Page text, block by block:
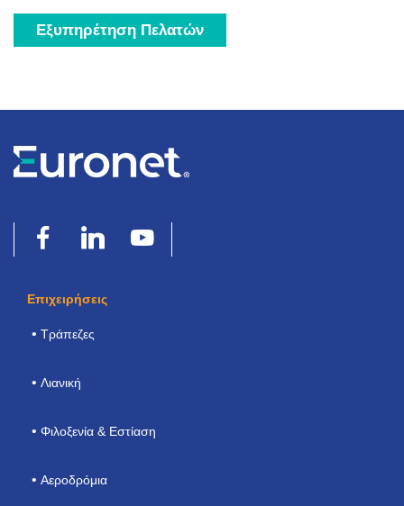
Εξυπηρέτηση Πελατών
Επιχειρήσεις
Τράπεζες
Λιανική
Φιλοξενία & Εστίαση
Αεροδρόμια